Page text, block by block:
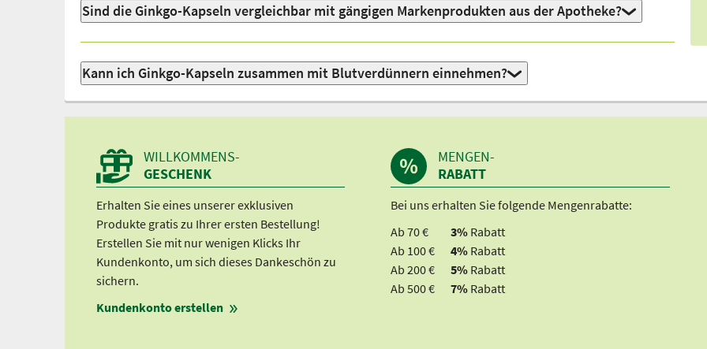
Sind die Ginkgo-Kapseln vergleichbar mit gängigen Markenprodukten aus der Apotheke?
Kann ich Ginkgo-Kapseln zusammen mit Blutverdünnern einnehmen?
WILLKOMMENS-
GESCHENK
Erhalten Sie eines unserer exklusiven
Produkte gratis zu Ihrer ersten Bestellung!
Erstellen Sie mit nur wenigen Klicks Ihr
Kundenkonto, um sich dieses Dankeschön zu
sichern.
Kundenkonto erstellen
MENGEN-
RABATT
Bei uns erhalten Sie folgende Mengenrabatte:
Ab 70 €
3% Rabatt
Ab 100 €
4% Rabatt
Ab 200 €
5% Rabatt
Ab 500 €
7% Rabatt